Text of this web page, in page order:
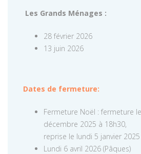
Les Grands Ménages :
28 février 2026
13 juin 2026
Dates de fermeture:
Fermeture Noël : fermeture
décembre 2025 à 18h30,
reprise le lundi 5 janvier
Lundi 6 avril 2026 (Pâques)